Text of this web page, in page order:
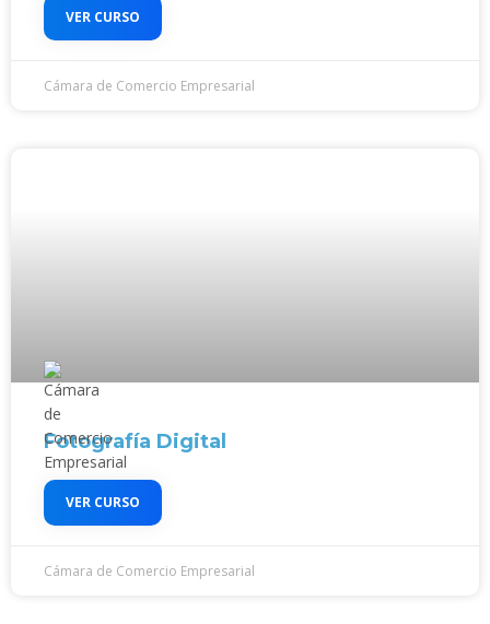
VER CURSO
Cámara de Comercio Empresarial
Fotografía Digital
VER CURSO
Cámara de Comercio Empresarial